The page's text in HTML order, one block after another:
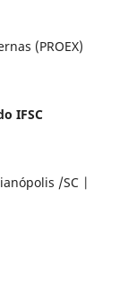
(PROEX)
IFSC
/SC |